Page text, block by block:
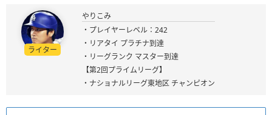
ライター
やりこみ
・プレイヤーレベル：242
・リアタイ プラチナ到達
・リーグランク マスター到達
【第2回プライムリーグ】
・ナショナルリーグ東地区 チャンピオン